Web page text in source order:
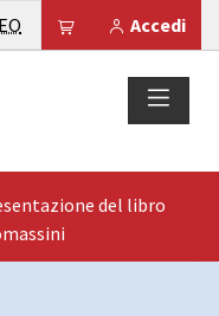
Accedi
Il tuo carrello è
EO Esperanto
del libro